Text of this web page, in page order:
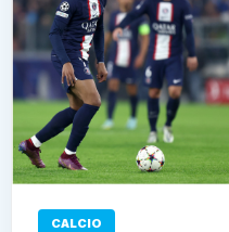
CALCIO